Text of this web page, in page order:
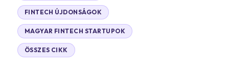
FINTECH ÚJDONSÁGOK
MAGYAR FINTECH STARTUPOK
ÖSSZES CIKK